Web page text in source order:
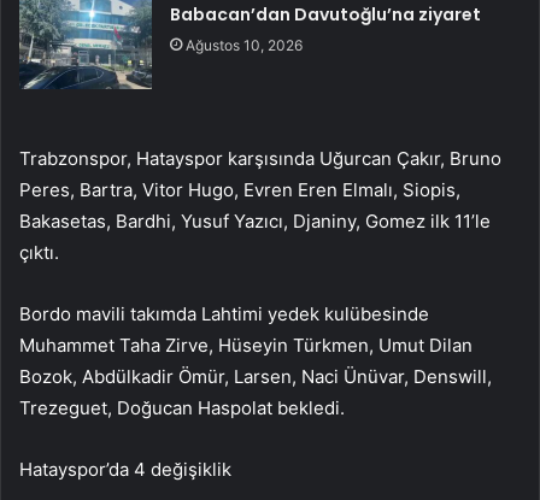
Babacan’dan Davutoğlu’na ziyaret
Ağustos 10, 2026
Trabzonspor, Hatayspor karşısında Uğurcan Çakır, Bruno
Peres, Bartra, Vitor Hugo, Evren Eren Elmalı, Siopis,
Bakasetas, Bardhi, Yusuf Yazıcı, Djaniny, Gomez ilk 11’le
çıktı.
Bordo mavili takımda Lahtimi yedek kulübesinde
Muhammet Taha Zirve, Hüseyin Türkmen, Umut Dilan
Bozok, Abdülkadir Ömür, Larsen, Naci Ünüvar, Denswill,
Trezeguet, Doğucan Haspolat bekledi.
Hatayspor’da 4 değişiklik